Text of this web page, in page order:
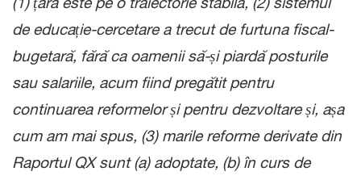
de educație-cercetare a trecut de furtuna fiscal-
bugetară, fără ca oamenii să-și piardă posturile
sau salariile, acum fiind pregătit pentru
continuarea reformelor și pentru dezvoltare și, așa
cum am mai spus, (3) marile reforme derivate din
Raportul QX sunt (a) adoptate, (b) în curs de